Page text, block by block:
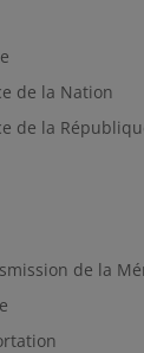
de la Nation
de la
de la